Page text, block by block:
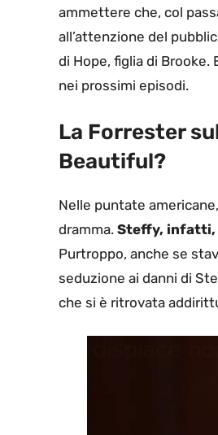
ammettere che, col
all’attenzione del
di Hope, figlia di
nei prossimi episodi.
La Forrester
Beautiful?
Nelle puntate
dramma. Steffy, infatti,
Purtroppo, anche se
seduzione ai danni di
che si è ritrovata